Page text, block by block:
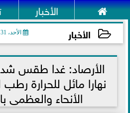
 الأخبار
الأخبار الأحد، 31 يوليو 2022
2022-07-31 15:30:23الأرصاد: غدا طقس
نهارا مائل للحرارة
الأنحاء والعظمى